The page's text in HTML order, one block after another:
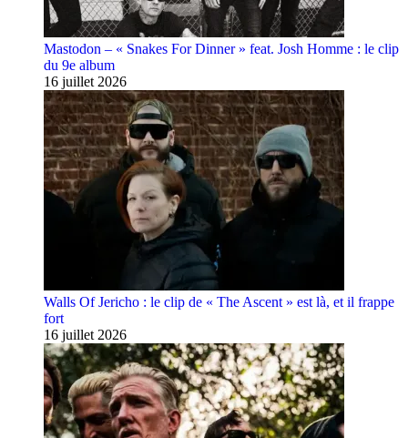
Mastodon – « Snakes For Dinner » feat. Josh Homme : le clip
du 9e album
16 juillet 2026
Walls Of Jericho : le clip de « The Ascent » est là, et il frappe
fort
16 juillet 2026